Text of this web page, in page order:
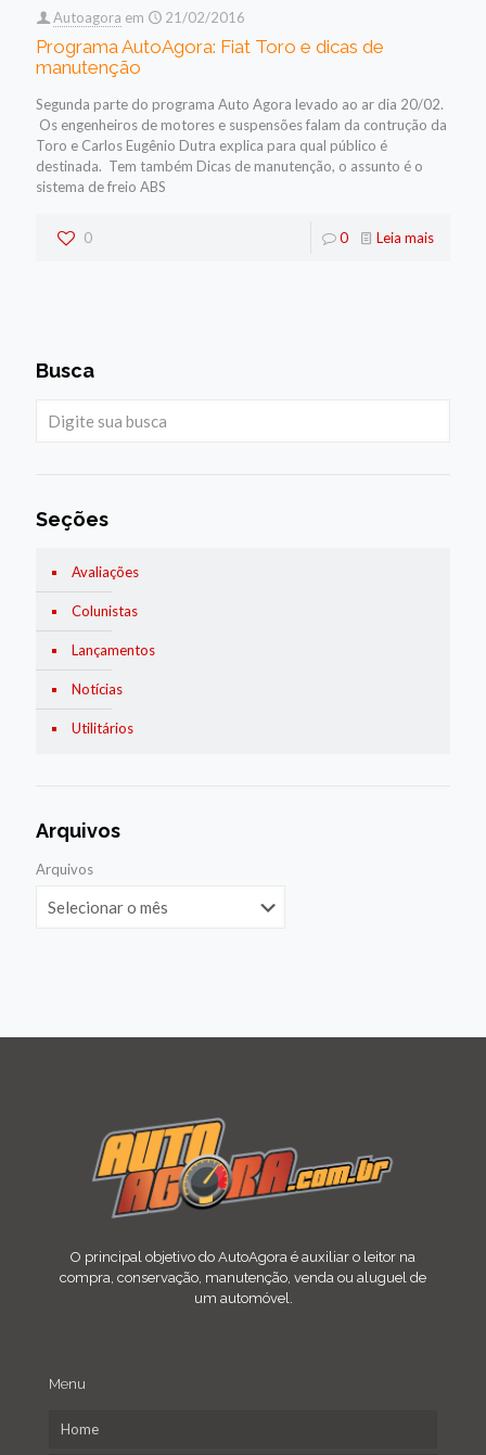
Autoagora em 21/02/2016
Programa AutoAgora: Fiat Toro e dicas de
manutenção
Segunda parte do programa Auto Agora levado ao ar dia 20/02.
Os engenheiros de motores e suspensões falam da contrução da
Toro e Carlos Eugênio Dutra explica para qual público é
destinada. Tem também Dicas de manutenção, o assunto é o
sistema de freio ABS
0 0 Leia mais
Busca
Seções
Avaliações
Colunistas
Lançamentos
Notícias
Utilitários
Arquivos
Arquivos
O principal objetivo do AutoAgora é auxiliar o leitor na
compra, conservação, manutenção, venda ou aluguel de
um automóvel.
Menu
Home